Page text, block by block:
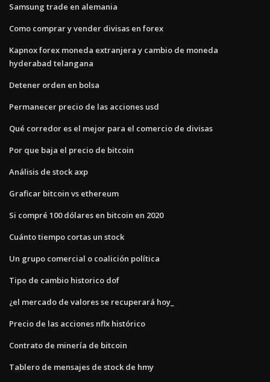
Samsung trade en alemania
Como comprar y vender divisas en forex
Kapnox forex moneda extranjera y cambio de moneda
hyderabad telangana
Detener orden en bolsa
Permanecer precio de las acciones usd
Qué corredor es el mejor para el comercio de divisas
Por que baja el precio de bitcoin
Análisis de stock axp
Graficar bitcoin vs ethereum
Si compré 100 dólares en bitcoin en 2020
Cuánto tiempo cortas un stock
Un grupo comercial o coalición política
Tipo de cambio historico dof
¿el mercado de valores se recuperará hoy_
Precio de las acciones nflx histórico
Contrato de minería de bitcoin
Tablero de mensajes de stock de hmy